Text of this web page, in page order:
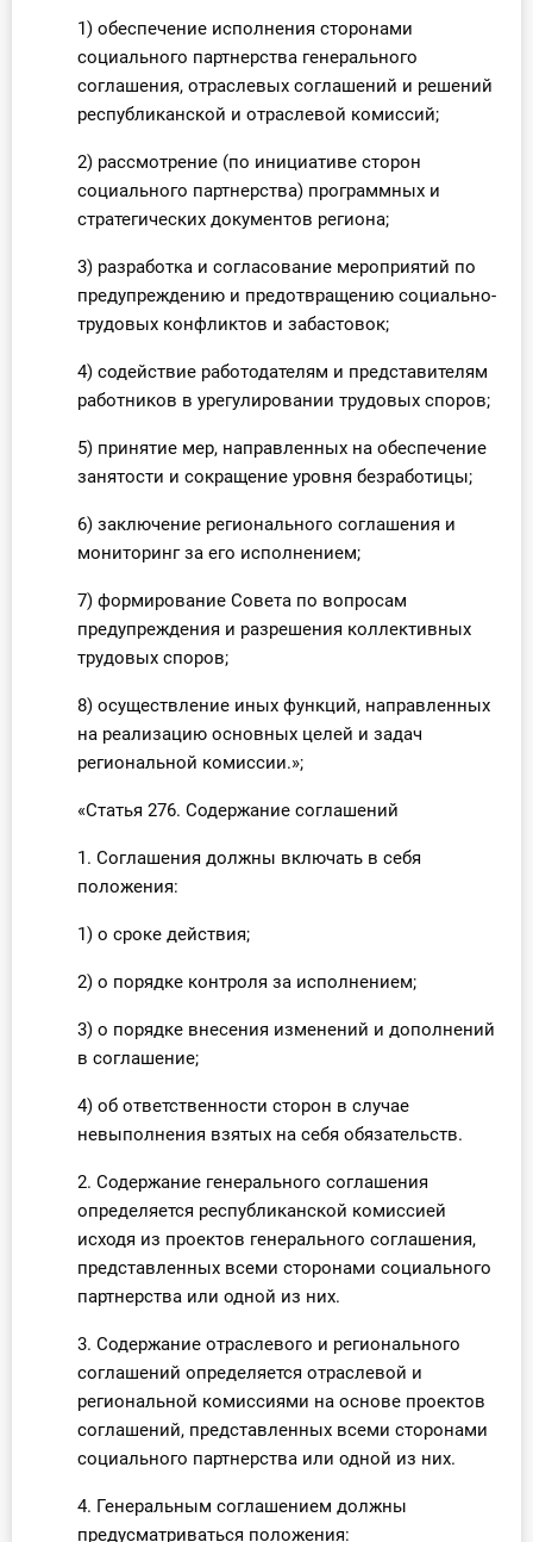
1) обеспечение исполнения сторонами
социального партнерства генерального
соглашения, отраслевых соглашений и решений
республиканской и отраслевой комиссий;
2) рассмотрение (по инициативе сторон
социального партнерства) программных и
стратегических документов региона;
3) разработка и согласование мероприятий по
предупреждению и предотвращению социально-
трудовых конфликтов и забастовок;
4) содействие работодателям и представителям
работников в урегулировании трудовых споров;
5) принятие мер, направленных на обеспечение
занятости и сокращение уровня безработицы;
6) заключение регионального соглашения и
мониторинг за его исполнением;
7) формирование Совета по вопросам
предупреждения и разрешения коллективных
трудовых споров;
8) осуществление иных функций, направленных
на реализацию основных целей и задач
региональной комиссии.»;
«Статья 276. Содержание соглашений
1. Соглашения должны включать в себя
положения:
1) о сроке действия;
2) о порядке контроля за исполнением;
3) о порядке внесения изменений и дополнений
в соглашение;
4) об ответственности сторон в случае
невыполнения взятых на себя обязательств.
2. Содержание генерального соглашения
определяется республиканской комиссией
исходя из проектов генерального соглашения,
представленных всеми сторонами социального
партнерства или одной из них.
3. Содержание отраслевого и регионального
соглашений определяется отраслевой и
региональной комиссиями на основе проектов
соглашений, представленных всеми сторонами
социального партнерства или одной из них.
4. Генеральным соглашением должны
предусматриваться положения: